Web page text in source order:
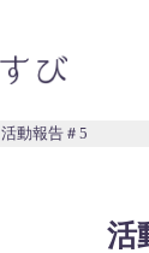
活動報告＃5
活